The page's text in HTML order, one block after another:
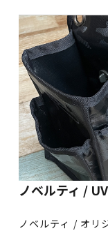
ノベルティ /
ノベルティ / オリ